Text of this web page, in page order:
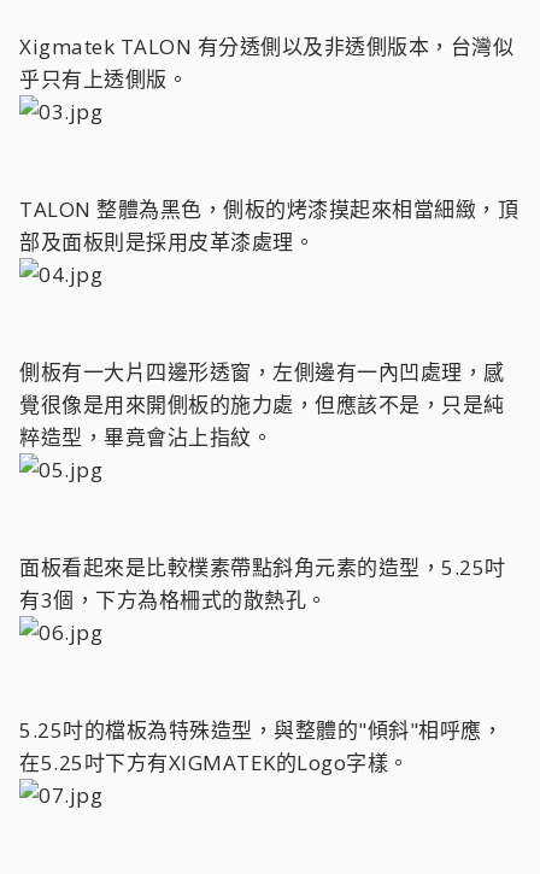
Xigmatek TALON 有分透側以及非透側版本，台灣似
乎只有上透側版。
TALON 整體為黑色，側板的烤漆摸起來相當細緻，頂
部及面板則是採用皮革漆處理。
側板有一大片四邊形透窗，左側邊有一內凹處理，感
覺很像是用來開側板的施力處，但應該不是，只是純
粹造型，畢竟會沾上指紋。
面板看起來是比較樸素帶點斜角元素的造型，5.25吋
有3個，下方為格柵式的散熱孔。
5.25吋的檔板為特殊造型，與整體的"傾斜"相呼應，
在5.25吋下方有XIGMATEK的Logo字樣。